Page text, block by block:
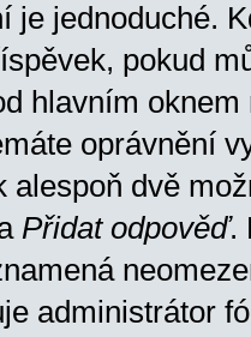
je jednoduché.
pokud
hlavním oknem
oprávnění
alespoň dvě
Přidat odpověď.
administrátor